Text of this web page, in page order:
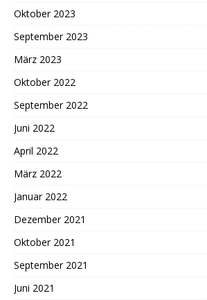
Oktober 2023
September 2023
März 2023
Oktober 2022
September 2022
Juni 2022
April 2022
März 2022
Januar 2022
Dezember 2021
Oktober 2021
September 2021
Juni 2021